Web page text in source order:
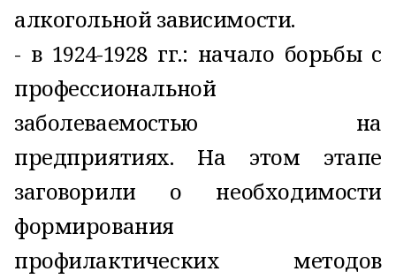
алкогольной зависимости.
- в 1924-1928 гг.: начало борьбы с
профессиональной
заболеваемостью на
предприятиях. На этом этапе
заговорили о необходимости
формирования
профилактических методов